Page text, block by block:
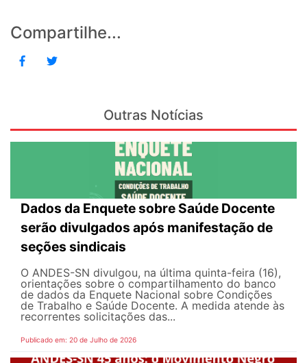
Compartilhe...
Outras Notícias
Dados da Enquete sobre Saúde Docente
serão divulgados após manifestação de
seções sindicais
O ANDES-SN divulgou, na última quinta-feira (16),
orientações sobre o compartilhamento do banco
de dados da Enquete Nacional sobre Condições
de Trabalho e Saúde Docente. A medida atende às
recorrentes solicitações das...
Publicado em: 20 de Julho de 2026